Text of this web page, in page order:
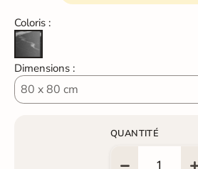
Coloris :
Marbre noir
Dimensions :
QUANTITÉ